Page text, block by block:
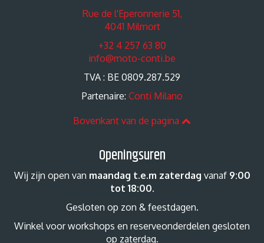
Rue de l'Eperonnerie 51,
4041 Milmort
+32 4 257 63 80
info@moto-conti.be
TVA : BE 0809.287.529
Partenaire: Conti Milano
Bovenkant van de pagina
Openingsuren
Wij zijn open van maandag t.e.m zaterdag vanaf 9:00
tot 18:00.
Gesloten op zon & feestdagen.
Winkel voor workshops en reserveonderdelen gesloten
op zaterdag.